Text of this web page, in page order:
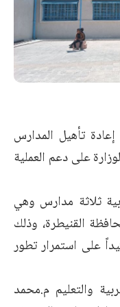
تأهيل المدارس
على دعم العملية
ثلاثة مدارس وهي
القنيطرة، وذلك
على ‏استمرار تطور
والتعليم م.محمد